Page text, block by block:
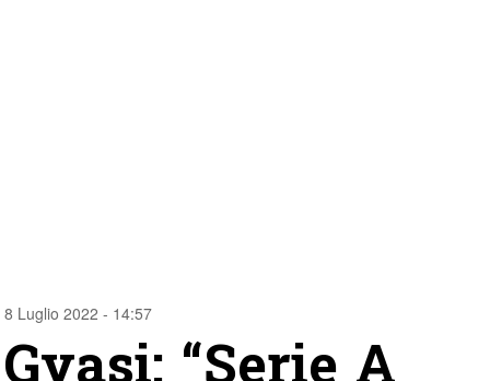
8 Luglio 2022 - 14:57
Gyasi: “Serie A